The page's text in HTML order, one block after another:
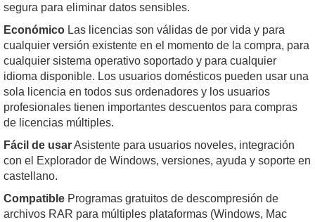
segura para eliminar datos sensibles.
Económico Las licencias son válidas de por vida y para
cualquier versión existente en el momento de la compra, para
cualquier sistema operativo soportado y para cualquier
idioma disponible. Los usuarios domésticos pueden usar una
sola licencia en todos sus ordenadores y los usuarios
profesionales tienen importantes descuentos para compras
de licencias múltiples.
Fácil de usarAsistente para usuarios noveles, integración
con el Explorador de Windows, versiones, ayuda y soporte en
castellano.
Compatible Programas gratuitos de descompresión de
archivos RAR para múltiples plataformas (Windows, Mac